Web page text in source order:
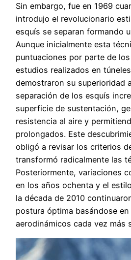
Sin embargo, fue en 1969
introdujo el revolucionario
esquís se separan formando
Aunque inicialmente esta
puntuaciones por parte de
estudios realizados en
demostraron su superioridad
separación de los esquís
superficie de sustentación,
resistencia al aire y
prolongados. Este
obligó a revisar los criterios
transformó radicalmente las
Posteriormente, variaciones
en los años ochenta y el
la década de 2010
postura óptima basándose en
aerodinámicos cada vez más